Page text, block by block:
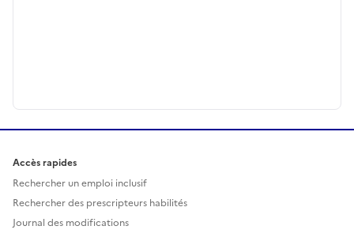
Accès rapides
Rechercher un emploi inclusif
Rechercher des prescripteurs habilités
Journal des modifications